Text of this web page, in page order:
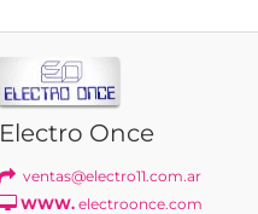
Electro Once
ventas@electro11.com.ar
WWW. electroonce.com